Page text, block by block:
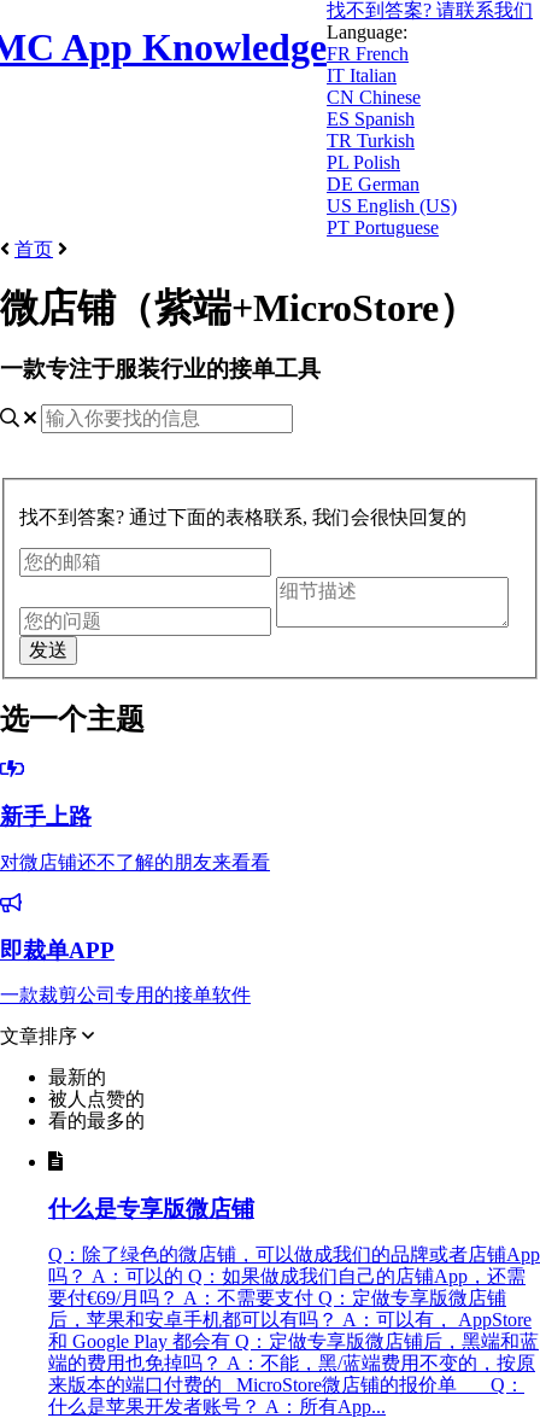
App Knowledge
找不到答案? 请联系我们
Language:
FR French
IT Italian
CN Chinese
ES Spanish
TR Turkish
PL Polish
DE German
US English (US)
PT Portuguese
首页
微店铺（紫端+MicroStore）
一款专注于服装行业的接单工具
找不到答案? 通过下面的表格联系, 我们会很快回复的
选一个主题
新手上路
对微店铺还不了解的朋友来看看
即裁单APP
一款裁剪公司专用的接单软件
文章排序
最新的
被人点赞的
看的最多的
什么是专享版微店铺
Q：除了绿色的微店铺，可以做成我们的品牌或者店铺App
吗？ A：可以的 Q：如果做成我们自己的店铺App，还需
要付€69/月吗？ A：不需要支付 Q：定做专享版微店铺
后，苹果和安卓手机都可以有吗？ A：可以有， AppStore
和 Google Play 都会有 Q：定做专享版微店铺后，黑端和蓝
端的费用也免掉吗？ A：不能，黑/蓝端费用不变的，按原
来版本的端口付费的 MicroStore微店铺的报价单 Q：
什么是苹果开发者账号？ A：所有App...